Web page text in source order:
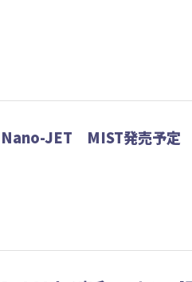
JET MIST発売予定